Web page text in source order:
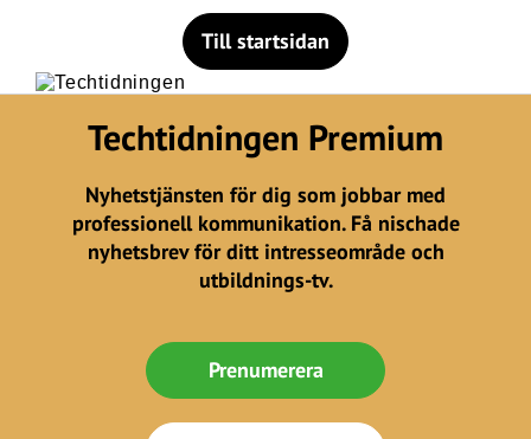
Till startsidan
Techtidningen Premium
Nyhetstjänsten för dig som jobbar med
professionell kommunikation. Få nischade
nyhetsbrev för ditt intresseområde och
utbildnings-tv.
Prenumerera